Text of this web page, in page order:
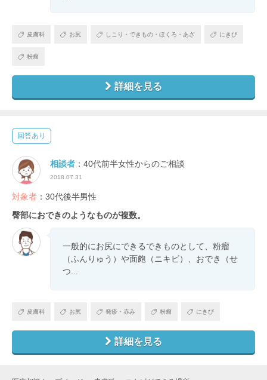
皮膚科 お尻 しこり・できもの・ほくろ・あざ にきび
粉瘤
詳細を見る
回答あり
相談者 ：40代前半女性からのご相談
2018.07.31
対象者 ：30代後半男性
臀部におできのようなものが複数。
一般的にお尻にできるできものとして、粉瘤
（ふんりゅう）や面皰（ニキビ）、おでき（せ
つ...
皮膚科 お尻 発疹・赤み 粉瘤 にきび
詳細を見る